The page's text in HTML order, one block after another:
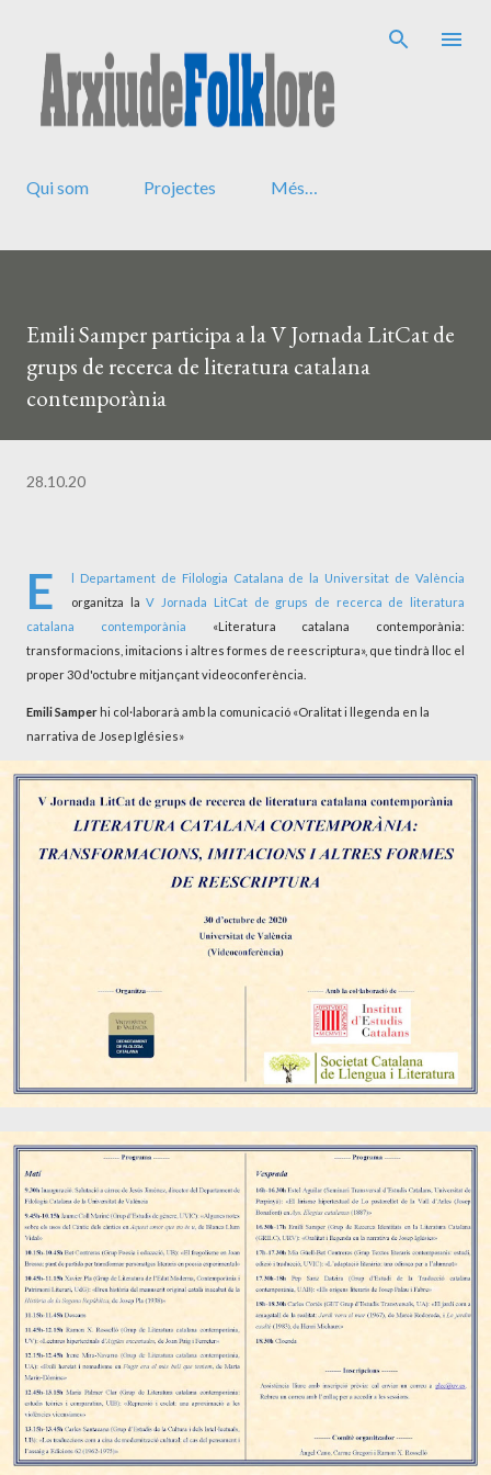
Qui som Projectes Més…
Emili Samper participa a la V Jornada LitCat de
grups de recerca de literatura catalana
contemporània
28.10.20
E Departament de Filologia Catalana de la Universitat de València
organitza laV Jornada LitCat de grups de recerca de literatura
catalana contemporània «Literatura catalana contemporània:
transformacions, imitacions i altres formes de reescriptura», que tindrà lloc el
proper 30 d'octubre mitjançant videoconferència.
Emili Samper hi col·laborarà amb la comunicació «Oralitat i llegenda en la
narrativa de Josep Iglésies»